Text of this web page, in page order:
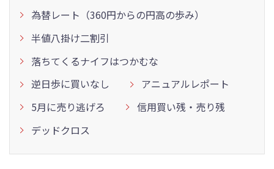
為替レート（360円からの円高の歩み）
半値八掛け二割引
落ちてくるナイフはつかむな
逆日歩に買いなし
アニュアルレポート
5月に売り逃げろ
信用買い残・売り残
デッドクロス